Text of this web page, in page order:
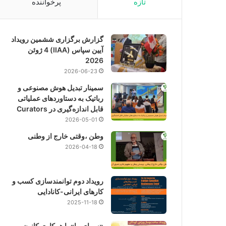
گزارش برگزاری ششمین رویداد
آیین سپاس (IIAA) 4 ژوئن
2026
2026-06-23
سمینار تبدیل هوش مصنوعی و
رباتیک به دستاوردهای عملیاتی
قابل اندازه‌گیری در Curators
2026-05-01
وطن ،وقتی خارج از وطنی
2026-04-18
رویداد دوم توانمندسازی کسب و
کارهای ایرانی-کانادایی
2025-11-18